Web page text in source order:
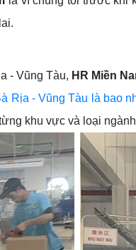
- Vũng Tàu, HR Miền
Rịa - Vũng Tàu là bao
khu vực và loại